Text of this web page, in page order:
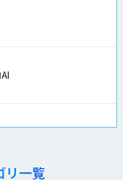
ァイ）
リ一覧